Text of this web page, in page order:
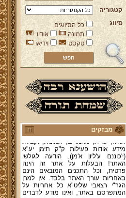
קטגוריה
סיווג
כל הסיווגים
תמונה
אודיו
טקסט
וידיאו
מבזקים
ברוכים הבאים לאתר מהרי"ץ
יד מהרי"ץ - פורטל תורני למורשת יהדות
של גאון רבני תימן ותפארתם מהרי"ץ
זצוק"ל. באתר תמצאו גם תכנים תורניים
והלכתיים רבים של מרן הגאון הרב יצחק
רצאבי שליט"א - פוסק עדת תימן,
מחבר ספרי שלחן ערוך המקוצר ח"ח
ושו"ת עולת יצחק ג"ח ועוד, וכן תוכלו
לעיין ולהאזין ולצפות במבחר שיעורי
תורה, שו"ת, מאמרים, תמונות, וקבלת
מידע אודות פעילות ק"ק תימן יע"א
(י'כוננם ע'ליון א'מן). הודעה לגולשי
האתר! הבעלות על אתר זה הינה
פרטית, וכל התכנים המובאים הינם
באחריות עורך האתר בלבד. אין למרן
הגר"י רצאבי שליט"א כל אחריות על
המתפרסם באתר, ואינו מודע לדברים
המפורסמים בו.